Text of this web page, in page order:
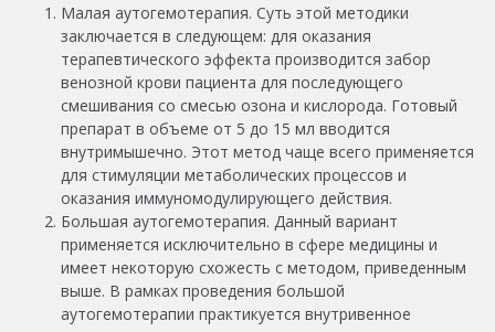
Малая аутогемотерапия. Суть этой методики
заключается в следующем: для оказания
терапевтического эффекта производится забор
венозной крови пациента для последующего
смешивания со смесью озона и кислорода. Готовый
препарат в объеме от 5 до 15 мл вводится
внутримышечно. Этот метод чаще всего применяется
для стимуляции метаболических процессов и
оказания иммуномодулирующего действия.
Большая аутогемотерапия. Данный вариант
применяется исключительно в сфере медицины и
имеет некоторую схожесть с методом, приведенным
выше. В рамках проведения большой
аутогемотерапии практикуется внутривенное